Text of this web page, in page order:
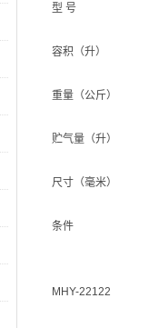
型 号
容积（升）
重量（公斤）
贮气量（升）
尺寸（毫米）
条件
MHY-22122